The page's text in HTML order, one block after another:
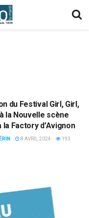
du Festival Girl, Girl,
la Nouvelle scène
Factory d’Avignon
8 AVRIL 2024 193